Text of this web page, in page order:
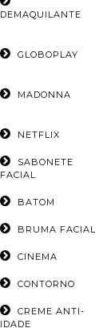
DEMAQUILANTE
GLOBOPLAY
MADONNA
NETFLIX
SABONETE
FACIAL
BATOM
BRUMA FACIAL
CINEMA
CONTORNO
CREME ANTI-
IDADE